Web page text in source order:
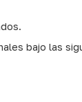
bajo las